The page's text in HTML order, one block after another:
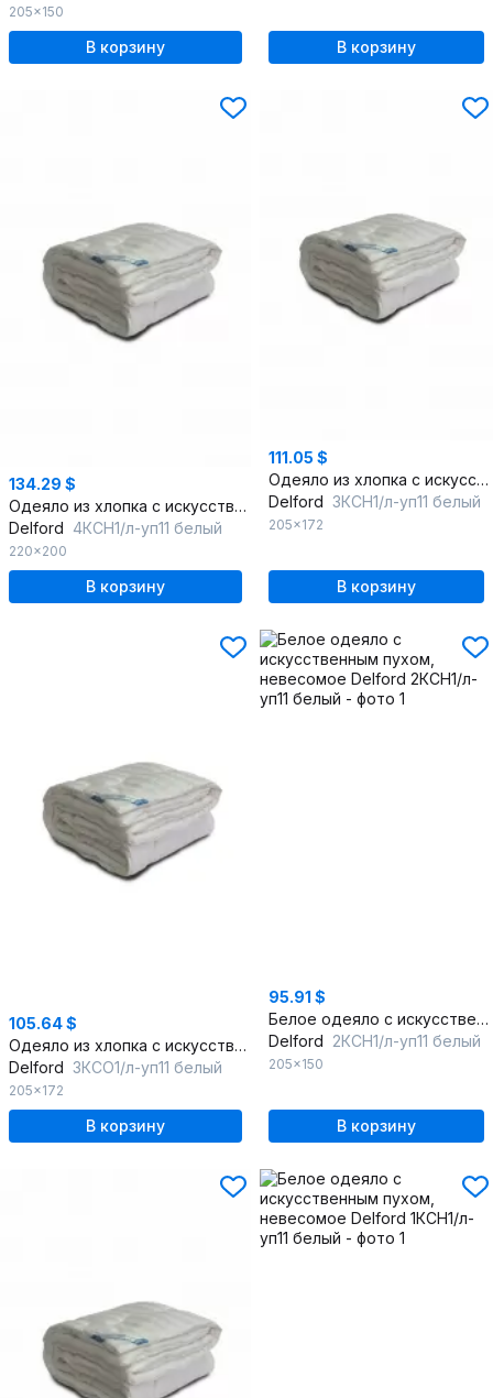
205x150
В корзину В корзину
134.29 $
Одеяло из хлопка с искусственным пухом, невесомое, круглогодичное
Delford 4КСН1/л-уп11 белый
220x200
В корзину
111.05 $
Одеяло из хлопка с искусственным пухом, лёгкое, круглогодичное
Delford 3КСН1/л-уп11 белый
205x172
В корзину
105.64 $
Одеяло из хлопка с искусственным пухом, лёгкое, круглогодичное
Delford 3КСО1/л-уп11 белый
205x172
В корзину
95.91 $
Белое одеяло с искусственным пухом, невесомое
Delford 2КСН1/л-уп11 белый
205x150
В корзину